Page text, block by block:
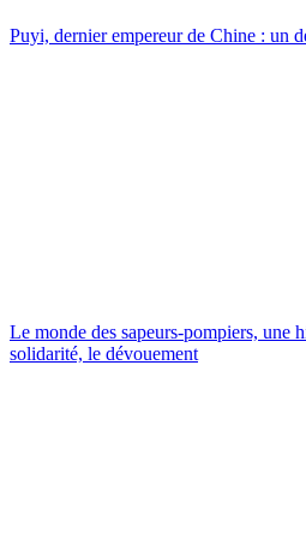
Puyi, dernier empereur de Chine : un
Le monde des sapeurs-pompiers, une
solidarité, le dévouement